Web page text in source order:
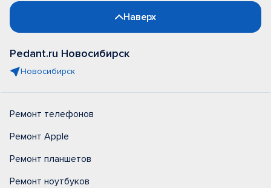
Наверх
Pedant.ru Новосибирск
Новосибирск
Ремонт телефонов
Ремонт Apple
Ремонт планшетов
Ремонт ноутбуков